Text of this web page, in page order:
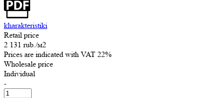
kharakteristiki
Retail price
2 131 rub./м2
Prices are indicated with VAT 22%
Wholesale price
Individual
-